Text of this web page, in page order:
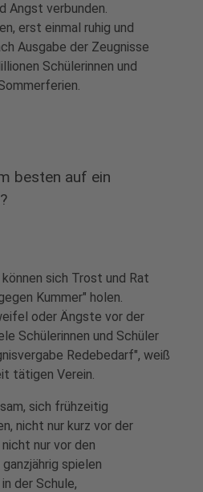
Angst verbunden.
erst einmal ruhig und
Ausgabe der Zeugnisse
Schülerinnen und
besten auf ein
sich Trost und Rat
Kummer" holen.
oder Ängste vor der
Schülerinnen und Schüler
Redebedarf", weiß
tätigen Verein.
sich frühzeitig
nicht nur kurz vor der
nur vor den
spielen
der Schule,